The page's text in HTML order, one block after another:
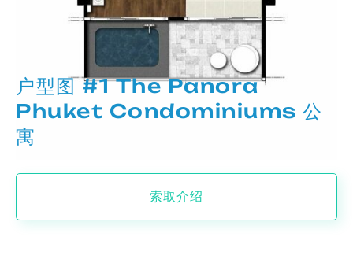
户型图 #1 The Panora
Phuket Condominiums 公
寓
索取介绍